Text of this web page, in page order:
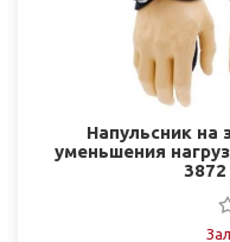
Напульсник на
уменьшения